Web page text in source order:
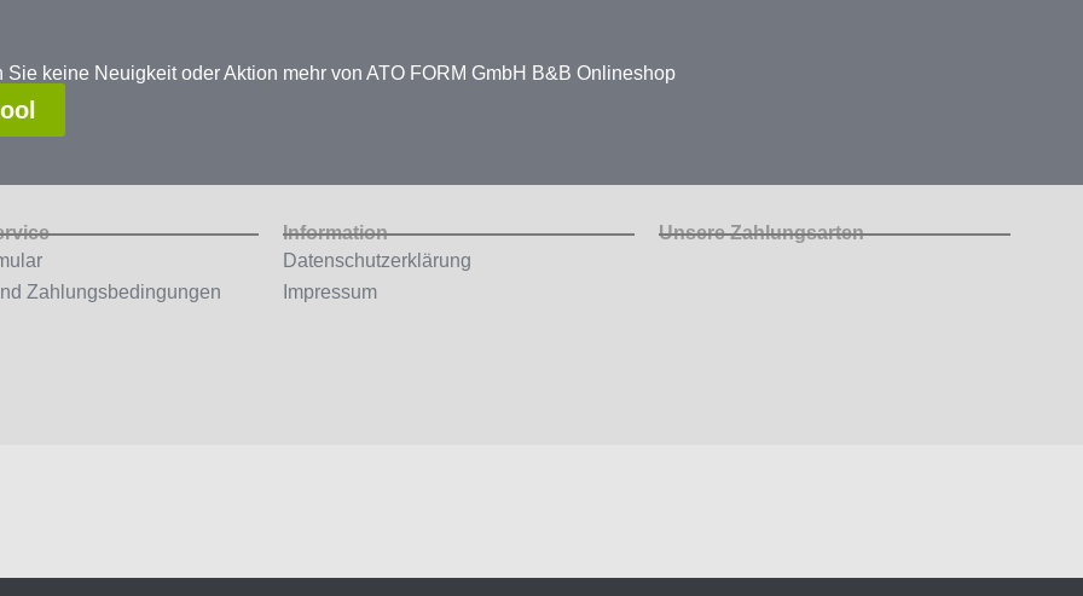
keine Neuigkeit oder Aktion mehr von ATO FORM GmbH B&B Onlineshop
Zahlungsbedingungen
Information
Datenschutzerklärung
Impressum
Unsere Zahlungsarten